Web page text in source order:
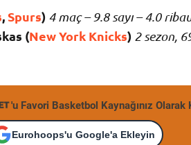
,Spurs) 4 maç – 9.8 sayı – 4.0
(New York Knicks) 2 sezon,
'u Favori Basketbol Kaynağınız Olarak
Eurohoops'u Google'a Ekleyin